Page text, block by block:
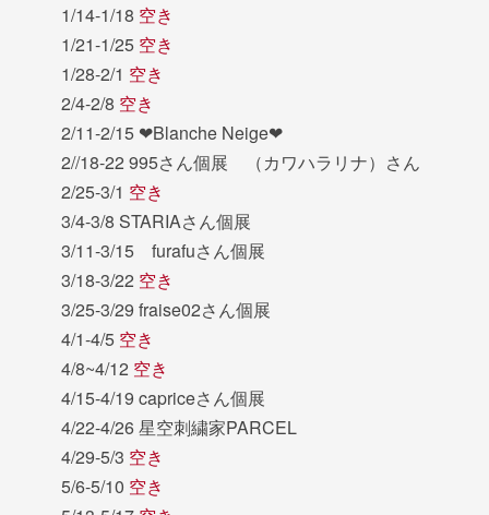
1/14-1/18 空き
1/21-1/25 空き
1/28-2/1 空き
2/4-2/8 空き
2/11-2/15 ❤︎Blanche Neige❤︎
2//18-22 995さん個展 （カワハラリナ）さん
2/25-3/1 空き
3/4-3/8 STARIAさん個展
3/11-3/15 furafuさん個展
3/18-3/22 空き
3/25-3/29 fraise02さん個展
4/1-4/5 空き
4/8~4/12 空き
4/15-4/19 capriceさん個展
4/22-4/26 星空刺繍家PARCEL
4/29-5/3 空き
5/6-5/10 空き